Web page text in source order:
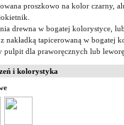
proszkowo na kolor czarny,
drewna w bogatej kolorystyce,
nakładką tapicerowaną w bogatej
pulpit dla praworęcznych lub
i kolorystyka